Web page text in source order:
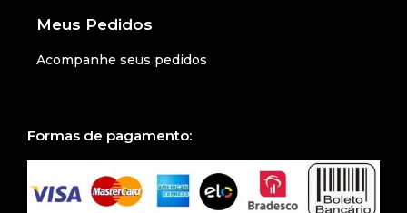
Meus Pedidos
Acompanhe seus pedidos
Formas de pagamento: